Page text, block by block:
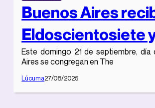
Buenos Aires
Eldoscientosiete
Este domingo 21 de septiembre,
Aires se congregan en The
Lúcuma27/08/2025